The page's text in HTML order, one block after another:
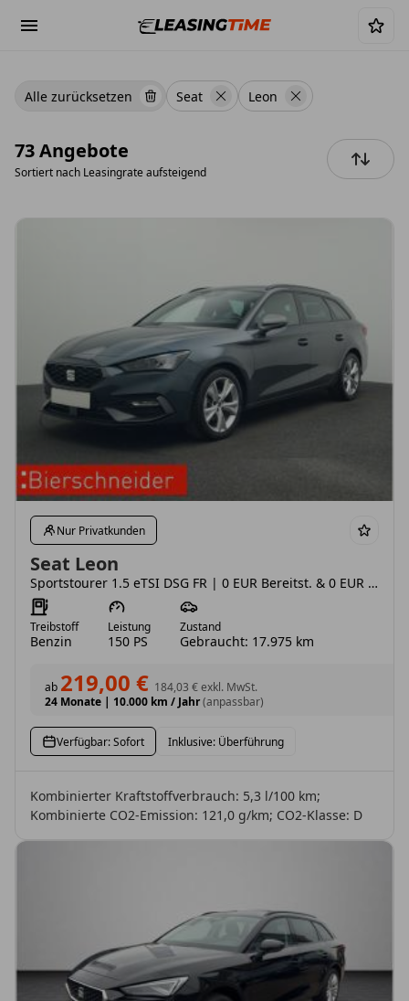
Alle zurücksetzen Seat Leon
73 Angebote
Sortiert nach Leasingrate aufsteigend
Nur Privatkunden
Seat Leon
Sportstourer 1.5 eTSI DSG FR | 0 EUR Bereitst. & 0 EUR Sonderzahlung LED NAVI ACC SIDEASS PARKA
Treibstoff
Benzin
Leistung
150 PS
Zustand
Gebraucht: 17.975 km
ab 219,00 € 184,03 €exkl. MwSt.
24 Monate | 10.000 km / Jahr(anpassbar)
Verfügbar: Sofort Inklusive: Überführung
Kombinierter Kraftstoffverbrauch: 5,3 l/100 km;
Kombinierte CO2-Emission: 121,0 g/km; CO2-Klasse: D